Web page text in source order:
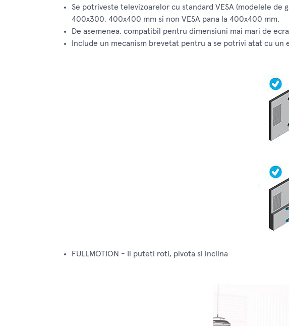
Se potriveste televizoarelor cu standard VESA (modelele
400x300, 400x400 mm si non VESA pana la 400x400 mm.
De asemenea, compatibil pentru dimensiuni mai mari de
Include un mecanism brevetat pentru a se potrivi atat cu un
FULLMOTION - Il puteti roti, pivota si inclina